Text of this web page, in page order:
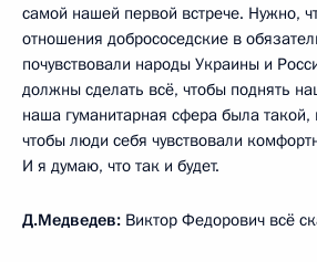
самой нашей первой встрече. Нужно,
отношения добрососедские в
почувствовали народы Украины и
должны сделать всё, чтобы поднять
наша гуманитарная сфера была такой,
чтобы люди себя чувствовали
И я думаю, что так и будет.
Д.Медведев: Виктор Федорович всё